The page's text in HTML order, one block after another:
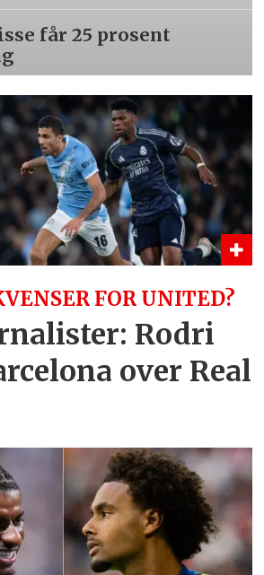
får 25 prosent
FOR UNITED?
Rodri
over Real